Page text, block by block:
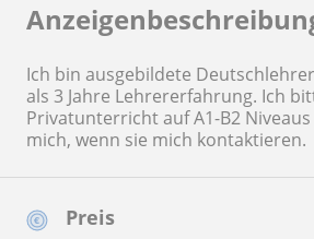
Preis
Ich bin ausgebildete
als 3 Jahre Lehrererfahrung. Ich
Privatunterricht auf A1-B2
mich, wenn sie mich kontaktieren.